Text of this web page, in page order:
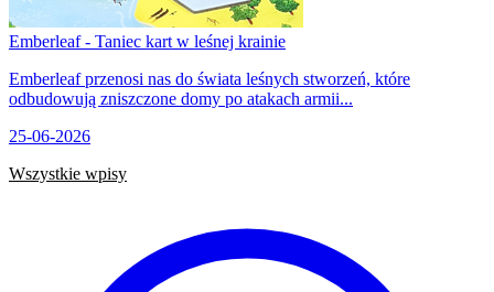
Emberleaf - Taniec kart w leśnej krainie
Emberleaf przenosi nas do świata leśnych stworzeń, które
odbudowują zniszczone domy po atakach armii...
25-06-2026
Wszystkie wpisy